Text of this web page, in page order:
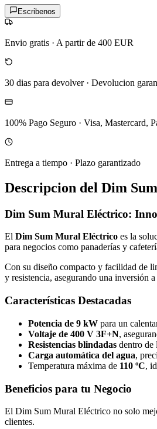
Escribenos
Envio gratis · A partir de 400 EUR
30 dias para devolver· Devolucion
100% Pago Seguro · Visa, Mastercard,
Entrega a tiempo · Plazo garantizado
Descripcion del Dim
Dim Sum Mural Eléctrico:
El Dim Sum Mural Eléctrico es la
para negocios como panaderías y
Con su diseño compacto y facilidad de
y resistencia, asegurando una inversión
Características Destacadas
Potencia de 9 kW para un
Voltaje de 400 V 3F+N,
Resistencias blindadas dentro de
Carga automática del agua,
Temperatura máxima de 110 ºC,
Beneficios para tu Negocio
El Dim Sum Mural Eléctrico no solo
clientes.